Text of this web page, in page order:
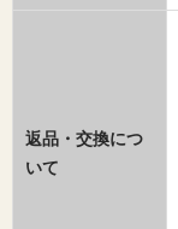
返品・交換につ
いて